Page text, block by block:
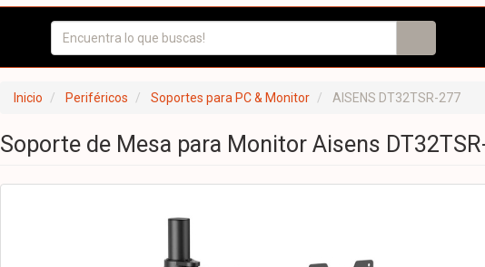
Inicio Periféricos Soportes para PC & Monitor AISENS DT32TSR-277
Soporte de Mesa para Monitor Aisens